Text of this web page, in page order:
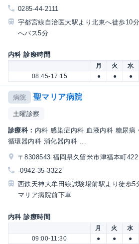
0285-44-2111
宇都宮線自治医大駅より北東へ徒歩10
へバス5分
内科 診療時間
月 火 水
08:45-17:15
● ● ●
病院 聖マリア病院
土曜診察
診療科： 内科 感染症内科 血液内科 糖尿病
循環器内科 消化器内科 ...
〒8308543 福岡県久留米市津福本町422
-0942-35-3322
西鉄天神大牟田線試験場前駅より徒歩5
マリア病院前下車
内科 診療時間
月 火 水
09:00-11:30
● ● ●